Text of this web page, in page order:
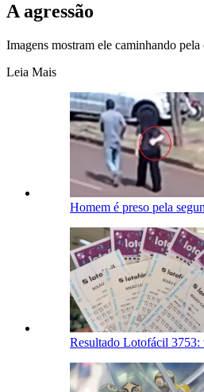
A agressão
Imagens mostram ele caminhando
Leia Mais
Homem é preso pela
Resultado Lotofácil 3753: